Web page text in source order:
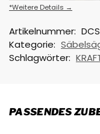
*Weitere Details →
Artikelnummer:
Kategorie:
Schlagwörter:
PASSENDES